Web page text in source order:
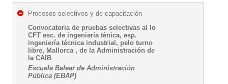
Procesos selectivos y de capacitación
Convocatoria de pruebas selectivas al lo
CFT esc. de ingeniería tènica, esp.
ingeniería técnica industrial, pelo turno
libre, Mallorca , de la Administración de
la CAIB
Escuela Balear de Administración
Pública (EBAP)